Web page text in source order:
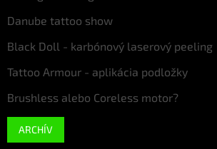
Danube tattoo show
Black Doll - karbónový laserový peeling
Tattoo Armour - aplikácia podložky
Brushless alebo Coreless motor?
ARCHÍV